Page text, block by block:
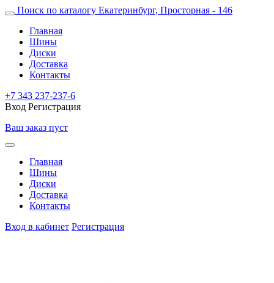
Поиск по каталогу Екатеринбург, Просторная - 146
Главная
Шины
Диски
Доставка
Контакты
+7 343 237-237-6
Вход Регистрация
Ваш заказ пуст
Главная
Шины
Диски
Доставка
Контакты
Вход в кабинет Регистрация